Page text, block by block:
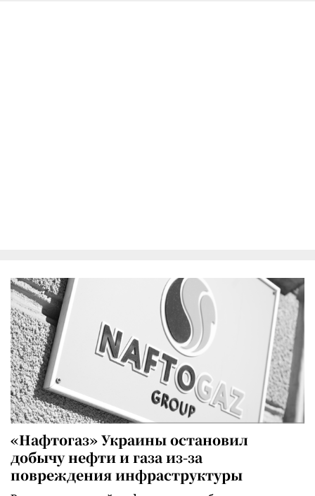
«Нафтогаз» Украины остановил
добычу нефти и газа из-за
повреждения инфраструктуры